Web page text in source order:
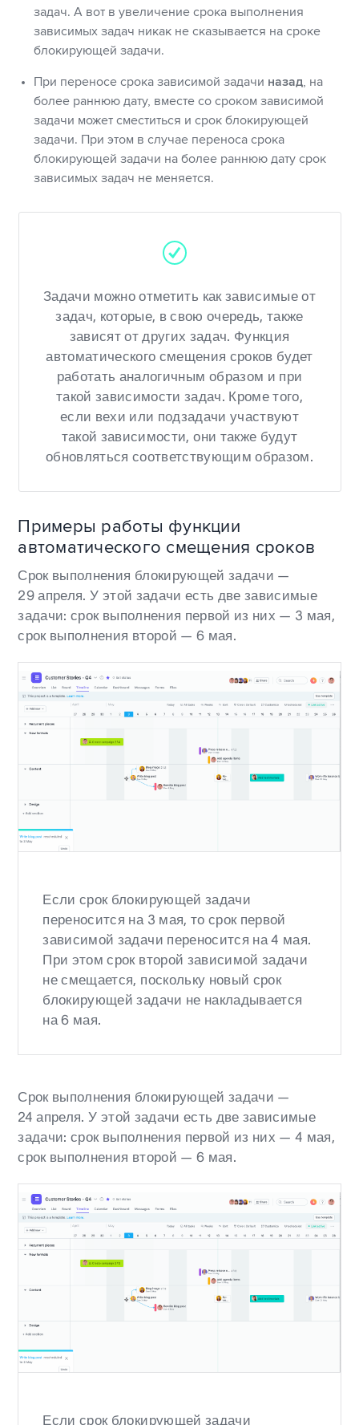
задач. А вот в увеличение срока выполнения
зависимых задач никак не сказывается на сроке
блокирующей задачи.
При переносе срока зависимой задачи назад , на
более раннюю дату, вместе со сроком зависимой
задачи может сместиться и срок блокирующей
задачи. При этом в случае переноса срока
блокирующей задачи на более раннюю дату срок
зависимых задач не меняется.
Задачи можно отметить как зависимые от
задач, которые, в свою очередь, также
зависят от других задач. Функция
автоматического смещения сроков будет
работать аналогичным образом и при
такой зависимости задач. Кроме того,
если вехи или подзадачи участвуют
такой зависимости, они также будут
обновляться соответствующим образом.
Примеры работы функции
автоматического смещения сроков
Срок выполнения блокирующей задачи —
29 апреля. У этой задачи есть две зависимые
задачи: срок выполнения первой из них — 3 мая,
срок выполнения второй — 6 мая.
Если срок блокирующей задачи
переносится на 3 мая, то срок первой
зависимой задачи переносится на 4 мая.
При этом срок второй зависимой задачи
не смещается, поскольку новый срок
блокирующей задачи не накладывается
на 6 мая.
Срок выполнения блокирующей задачи —
24 апреля. У этой задачи есть две зависимые
задачи: срок выполнения первой из них — 4 мая,
срок выполнения второй — 6 мая.
Если срок блокирующей задачи